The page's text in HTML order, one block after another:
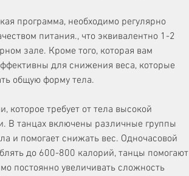
программа, необходимо регулярно
питания., что эквивалентно 1-2
зале. Кроме того, которая вам
для снижения веса, которые
общую форму тела.
которое требует от тела высокой
В танцах включены различные группы
и помогает снижать вес. Одночасовой
до 600-800 калорий, танцы помогают
постоянно увеличивать сложность